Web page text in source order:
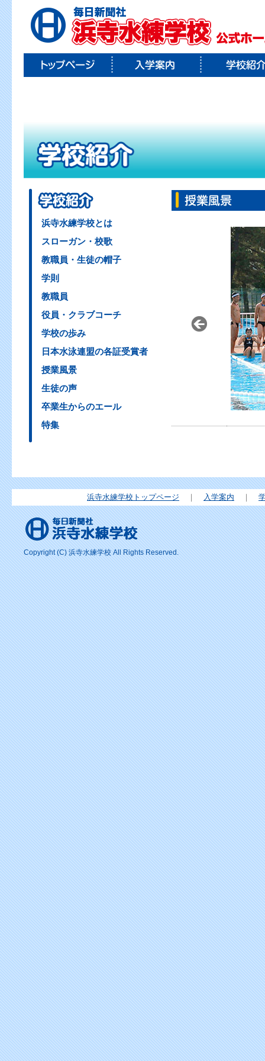
浜寺水練学校とは
スローガン・校歌
教職員・生徒の帽子
学則
教職員
役員・クラブコーチ
学校の歩み
日本水泳連盟の各証受賞者
授業風景
生徒の声
卒業生からのエール
特集
浜寺水練学校トップページ ｜ 入学案内 ｜
Copyright (C) 浜寺水練学校 All Rights Reserved.